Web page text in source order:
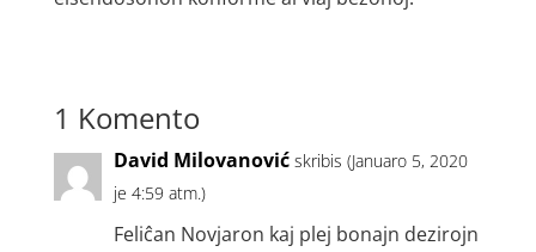
1 Komento
David Milovanović skribis (Januaro 5, 2020
je 4:59 atm.)
Feliĉan Novjaron kaj plej bonajn dezirojn